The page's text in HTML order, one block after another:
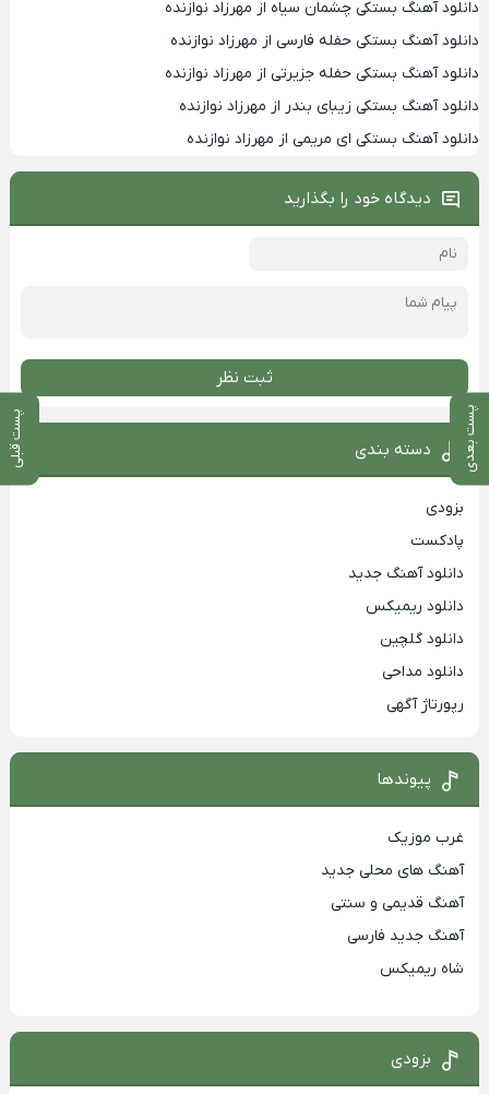
پست بعدی پست قبلی
دانلود آهنگ بستکی چشمان سیاه از مهرزاد نوازنده
دانلود آهنگ بستکی حفله فارسی از مهرزاد نوازنده
دانلود آهنگ بستکی حفله جزیرتی از مهرزاد نوازنده
دانلود آهنگ بستکی زیبای بندر از مهرزاد نوازنده
دانلود آهنگ بستکی ای مریمی از مهرزاد نوازنده
دیدگاه خود را بگذارید
ثبت نظر
دسته بندی
بزودی
پادکست
دانلود آهنگ جدید
دانلود ریمیکس
دانلود گلچین
دانلود مداحی
رپورتاژ آگهی
پیوندها
غرب موزیک
آهنگ های محلی جدید
آهنگ قدیمی و سنتی
آهنگ جدید فارسی
شاه ریمیکس
بزودی